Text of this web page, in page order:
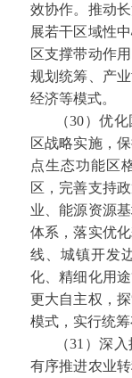
效协作。推动
展若干区域性
区支撑带动作
规划统筹、产
经济等模式。
（30）优
区战略实施，
点生态功能区
区，完善支持
业、能源资源
体系，落实优
线、城镇开发
化、精细化用
更大自主权，
模式，实行统筹
（31）深
有序推进农业